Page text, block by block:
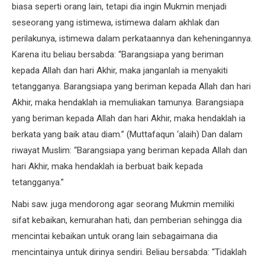
biasa seperti orang lain, tetapi dia ingin Mukmin menjadi
seseorang yang istimewa, istimewa dalam akhlak dan
perilakunya, istimewa dalam perkataannya dan keheningannya.
Karena itu beliau bersabda: “Barangsiapa yang beriman
kepada Allah dan hari Akhir, maka janganlah ia menyakiti
tetangganya. Barangsiapa yang beriman kepada Allah dan hari
Akhir, maka hendaklah ia memuliakan tamunya. Barangsiapa
yang beriman kepada Allah dan hari Akhir, maka hendaklah ia
berkata yang baik atau diam.” (Muttafaqun ‘alaih) Dan dalam
riwayat Muslim: “Barangsiapa yang beriman kepada Allah dan
hari Akhir, maka hendaklah ia berbuat baik kepada
tetangganya.”
Nabi saw. juga mendorong agar seorang Mukmin memiliki
sifat kebaikan, kemurahan hati, dan pemberian sehingga dia
mencintai kebaikan untuk orang lain sebagaimana dia
mencintainya untuk dirinya sendiri. Beliau bersabda: “Tidaklah